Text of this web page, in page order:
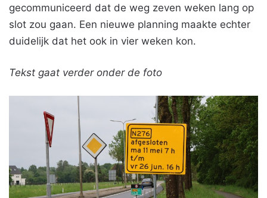
gecommuniceerd dat de weg zeven weken lang op
slot zou gaan. Een nieuwe planning maakte echter
duidelijk dat het ook in vier weken kon.
Tekst gaat verder onder de foto